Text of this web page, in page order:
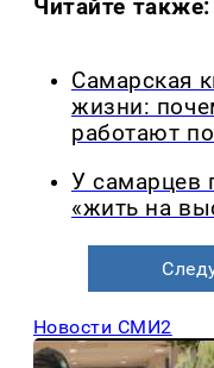
Читайте также:
Самарская
жизни:
работают
У самарцев
«жить на
Новости СМИ2